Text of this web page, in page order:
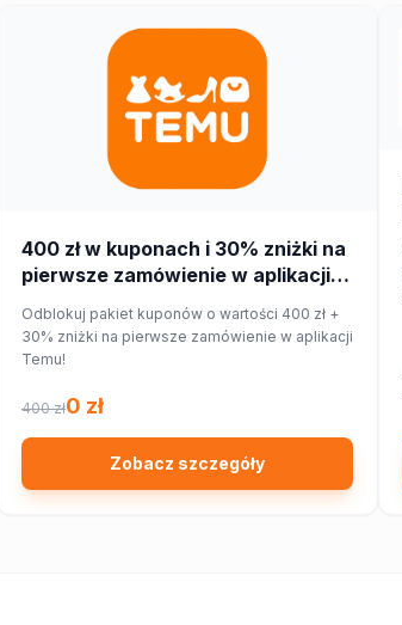
400 zł w kuponach i 30% zniżki na
pierwsze zamówienie w aplikacji
Odblokuj pakiet kuponów o wartości 400 zł +
30% zniżki na pierwsze zamówienie w aplikacji
Temu!
400 zł0 zł
Zobacz szczegóły